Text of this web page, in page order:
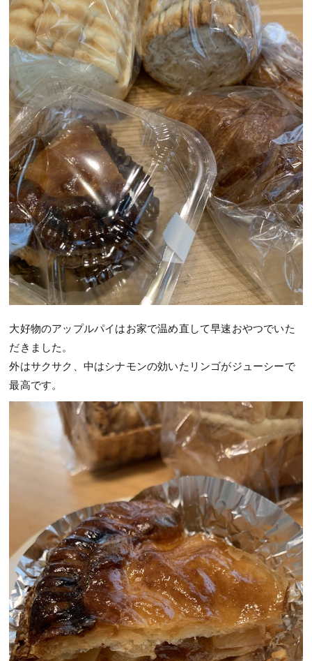
大好物のアップルパイはお家で温め直して早速おやつでいた
だきました。
外はサクサク、中はシナモンの効いたリンゴがジューシーで
最高です。